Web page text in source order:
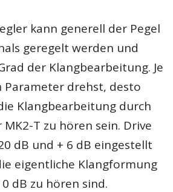
kann generell der Pegel
geregelt werden und
der Klangbearbeitung. Je
Parameter drehst, desto
Klangbearbeitung durch
MK2-T zu hören sein. Drive
dB und + 6 dB eingestellt
eigentliche Klangformung
dB zu hören sind.